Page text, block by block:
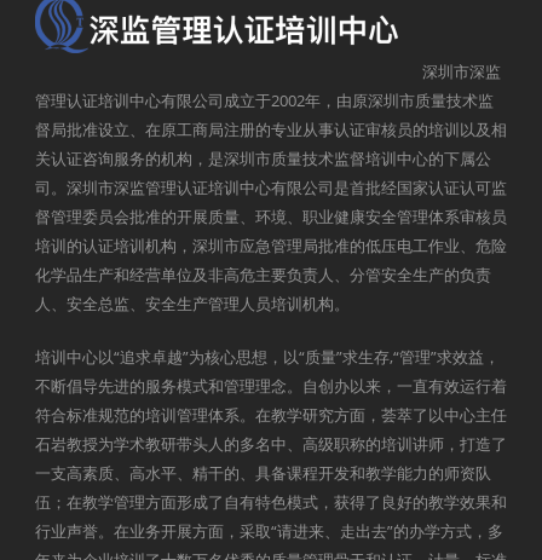
深圳市深监
管理认证培训中心有限公司成立于2002年，由原深圳市质量技术监
督局批准设立、在原工商局注册的专业从事认证审核员的培训以及相
关认证咨询服务的机构，是深圳市质量技术监督培训中心的下属公
司。深圳市深监管理认证培训中心有限公司是首批经国家认证认可监
督管理委员会批准的开展质量、环境、职业健康安全管理体系审核员
培训的认证培训机构，深圳市应急管理局批准的低压电工作业、危险
化学品生产和经营单位及非高危主要负责人、分管安全生产的负责
人、安全总监、安全生产管理人员培训机构。
培训中心以“追求卓越”为核心思想，以“质量”求生存,“管理”求效益，
不断倡导先进的服务模式和管理理念。自创办以来，一直有效运行着
符合标准规范的培训管理体系。在教学研究方面，荟萃了以中心主任
石岩教授为学术教研带头人的多名中、高级职称的培训讲师，打造了
一支高素质、高水平、精干的、具备课程开发和教学能力的师资队
伍；在教学管理方面形成了自有特色模式，获得了良好的教学效果和
行业声誉。在业务开展方面，采取“请进来、走出去”的办学方式，多